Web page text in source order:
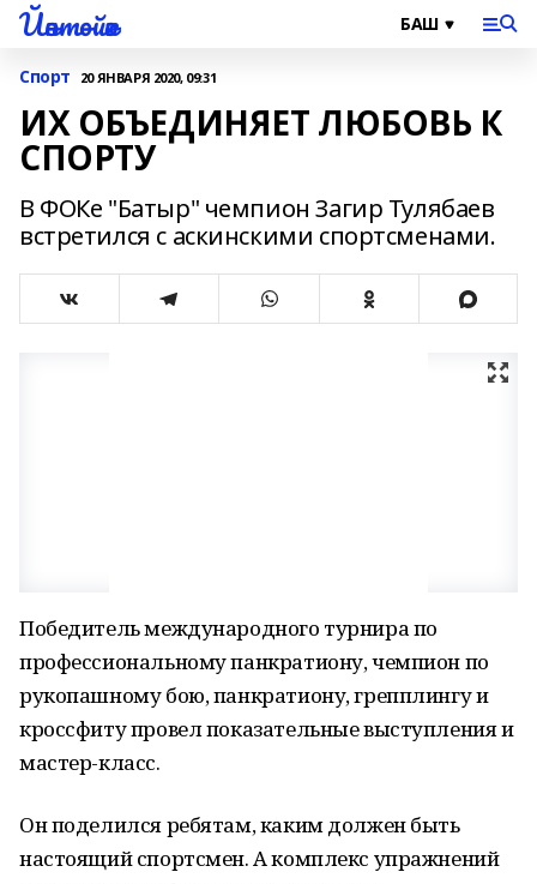
Йәнтөйәк
Спорт 20 ЯНВАРЯ 2020, 09:31
ИХ ОБЪЕДИНЯЕТ ЛЮБОВЬ К
СПОРТУ
В ФОКе "Батыр" чемпион Загир Тулябаев
встретился с аскинскими спортсменами.
Победитель международного турнира по
профессиональному панкратиону, чемпион по
рукопашному бою, панкратиону, грепплингу и
кроссфиту провел показательные выступления и
мастер-класс.
Он поделился ребятам, каким должен быть
настоящий спортсмен. А комплекс упражнений